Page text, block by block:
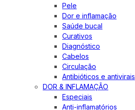
Pele
Dor e inflamação
Saúde bucal
Curativos
Diagnóstico
Cabelos
Circulação
Antibióticos e antivirais
DOR & INFLAMAÇÃO
Especiais
Anti-inflamatórios